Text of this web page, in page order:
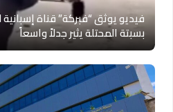
فيديو يوثق “فبركة” قناة
بسبتة المحتلة يثير جدلاً واسعاً